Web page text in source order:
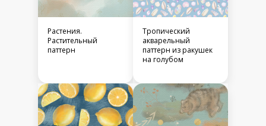
Растения.
Растительный
паттерн
Тропический
акварельный
паттерн из ракушек
на голубом